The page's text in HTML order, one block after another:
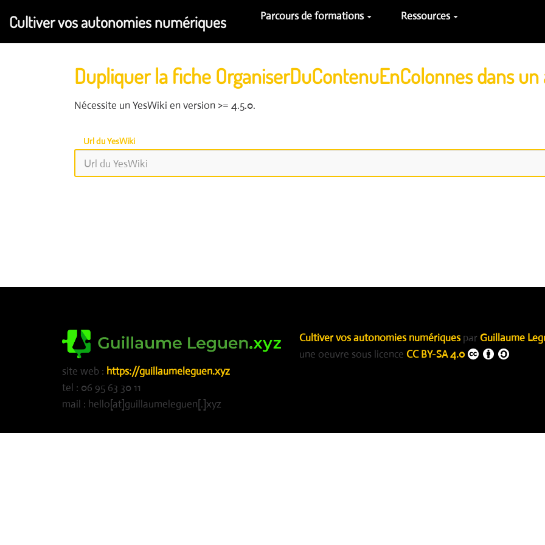
Aller au contenu principal
Cultiver vos autonomies numériques Parcours de formations Ressources
Dupliquer la fiche OrganiserDuContenuEnColonnes dans un
Nécessite un YesWiki en version >= 4.5.0.
Url du YesWiki
site web : https://guillaumeleguen.xyz
tel : 06 95 63 30 11
mail : hello[at]guillaumeleguen[.]xyz
Cultiver vos autonomies numériquespar Guillaume
une oeuvre sous licence CC BY-SA 4.0